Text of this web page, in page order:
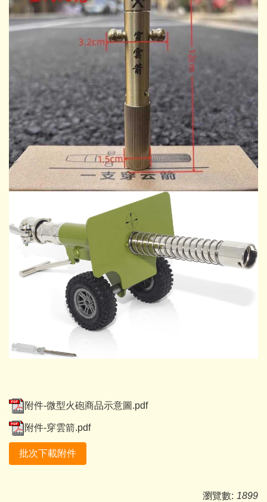
附件-微型火砲商品示意圖.pdf
附件-穿雲箭.pdf
批次下載附件
瀏覽數: 1899